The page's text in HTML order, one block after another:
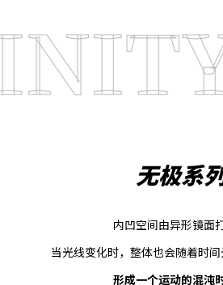
无极系
内凹空间由异形镜面
当光线变化时，整体也会随着时
形成一个运动的混沌